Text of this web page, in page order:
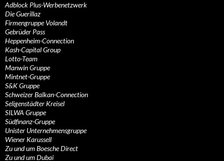
Adblock Plus-Werbenetzwerk
Die Guerillaz
Firmengruppe Volandt
Gebrüder Pass
Heppenheim-Connection
Kash-Capital Group
Lotto-Team
Manwin Gruppe
Mintnet-Gruppe
S&K Gruppe
Schweizer Balkan-Connection
Seligenstädter Kreisel
SILWA Gruppe
Südfinanz-Gruppe
Unister Unternehmensgruppe
Wiener Karussell
Zu und um Boesche Direct
Zu und um Dubai